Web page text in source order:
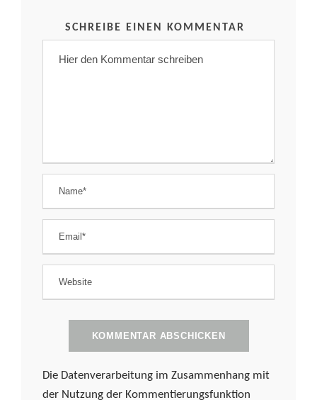
SCHREIBE EINEN KOMMENTAR
Die Datenverarbeitung im Zusammenhang mit
der Nutzung der Kommentierungsfunktion